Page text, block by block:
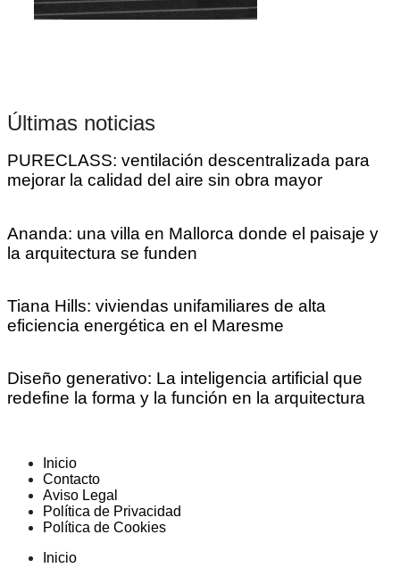
Últimas noticias
PURECLASS: ventilación descentralizada para
mejorar la calidad del aire sin obra mayor
Ananda: una villa en Mallorca donde el paisaje y
la arquitectura se funden
Tiana Hills: viviendas unifamiliares de alta
eficiencia energética en el Maresme
Diseño generativo: La inteligencia artificial que
redefine la forma y la función en la arquitectura
Inicio
Contacto
Aviso Legal
Política de Privacidad
Política de Cookies
Inicio